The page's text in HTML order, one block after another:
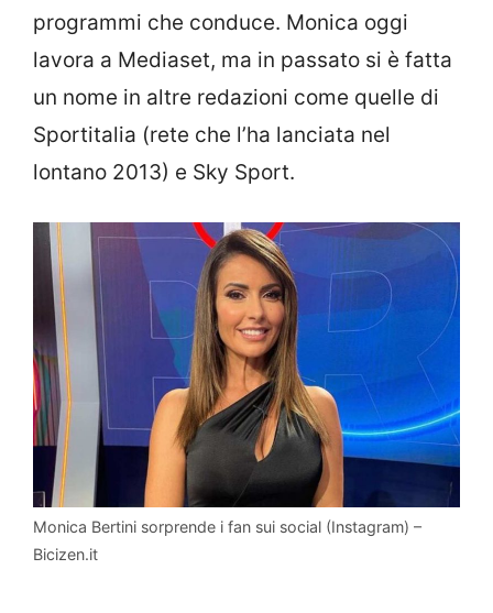
programmi che conduce. Monica oggi
lavora a Mediaset, ma in passato si è fatta
un nome in altre redazioni come quelle di
Sportitalia (rete che l’ha lanciata nel
lontano 2013) e Sky Sport.
Monica Bertini sorprende i fan sui social (Instagram) –
Bicizen.it